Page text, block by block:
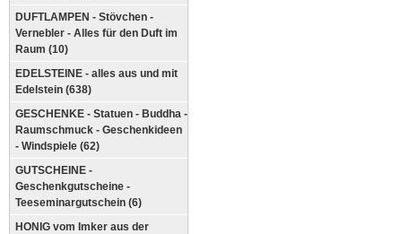
DUFTLAMPEN - Stövchen -
Vernebler - Alles für den Duft im
Raum (10)
EDELSTEINE - alles aus und mit
Edelstein (638)
GESCHENKE - Statuen - Buddha -
Raumschmuck - Geschenkideen
- Windspiele (62)
GUTSCHEINE -
Geschenkgutscheine -
Teeseminargutschein (6)
HONIG vom Imker aus der